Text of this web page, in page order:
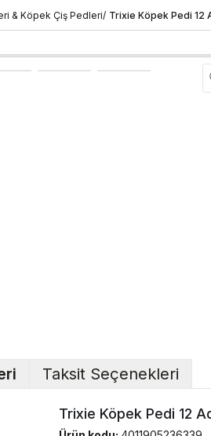
& Köpek Çiş Pedleri/ Trixie Köpek Pedi 12
Taksit Seçenekleri
Trixie Köpek Pedi 12